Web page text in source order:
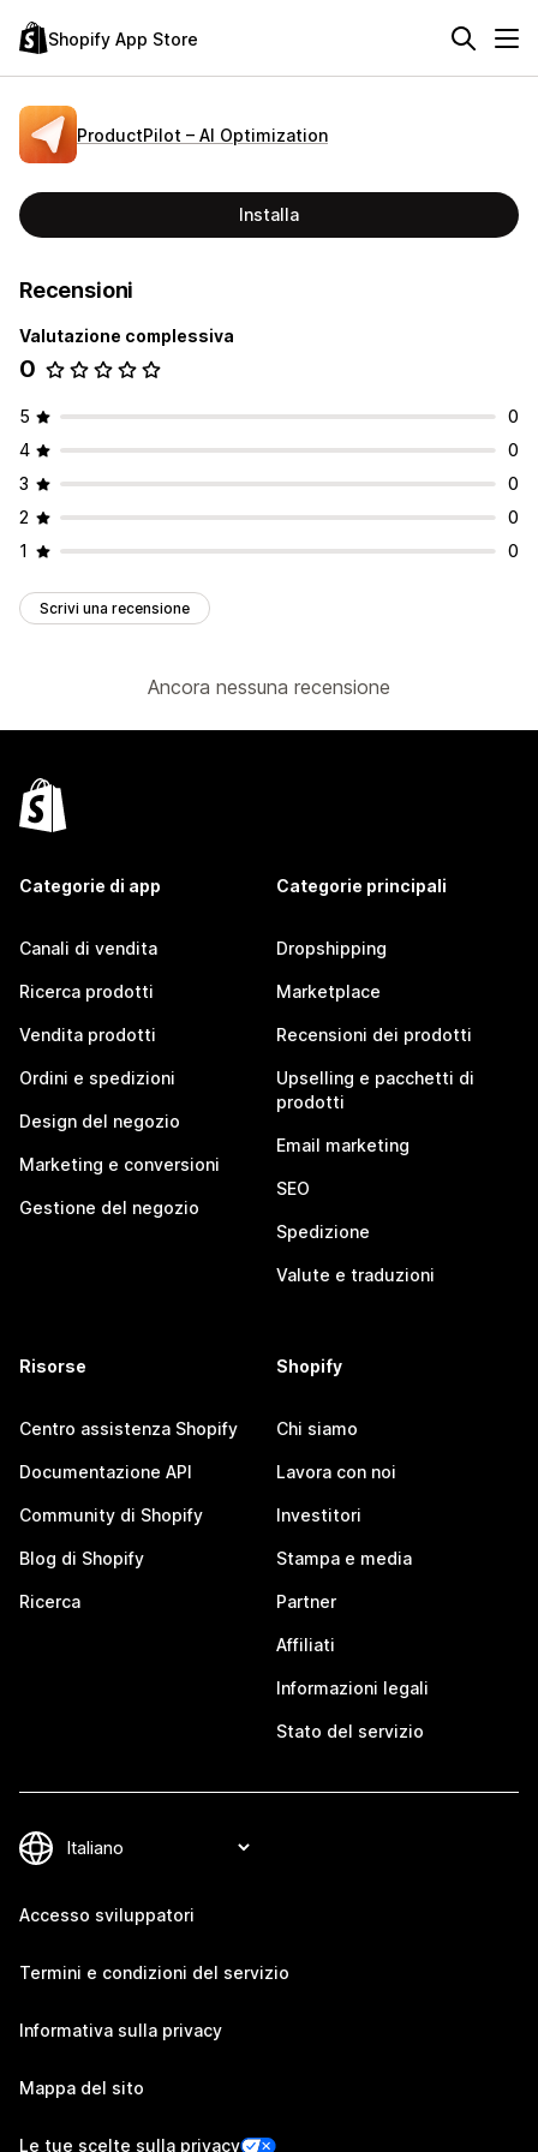
Shopify App Store
ProductPilot – AI Optimization
Installa
Recensioni
Valutazione complessiva
0
5
0
4
0
3
0
2
0
1
0
Scrivi una recensione
Ancora nessuna recensione
Categorie di app
Canali di vendita
Ricerca prodotti
Vendita prodotti
Ordini e spedizioni
Design del negozio
Marketing e conversioni
Gestione del negozio
Categorie principali
Dropshipping
Marketplace
Recensioni dei prodotti
Upselling e pacchetti di
prodotti
Email marketing
SEO
Spedizione
Valute e traduzioni
Risorse
Centro assistenza Shopify
Documentazione API
Community di Shopify
Blog di Shopify
Ricerca
Shopify
Chi siamo
Lavora con noi
Investitori
Stampa e media
Partner
Affiliati
Informazioni legali
Stato del servizio
Accesso sviluppatori
Termini e condizioni del servizio
Informativa sulla privacy
Mappa del sito
Le tue scelte sulla privacy